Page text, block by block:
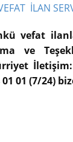
İLAN
vefat
ve
İletişim:
01 01 (7/24)